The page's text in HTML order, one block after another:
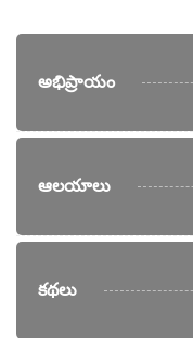
అభిప్రాయం
ఆలయాలు
కథలు